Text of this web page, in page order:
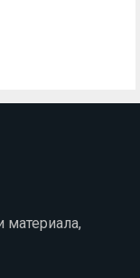
материала,